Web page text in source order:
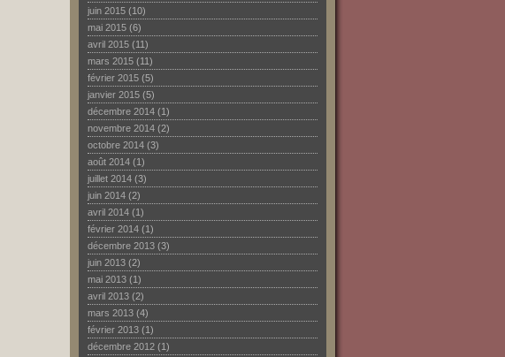
juin 2015 (10)
mai 2015 (6)
avril 2015 (11)
mars 2015 (11)
février 2015 (5)
janvier 2015 (5)
décembre 2014 (1)
novembre 2014 (2)
octobre 2014 (3)
août 2014 (1)
juillet 2014 (3)
juin 2014 (2)
avril 2014 (1)
février 2014 (1)
décembre 2013 (3)
juin 2013 (2)
mai 2013 (1)
avril 2013 (2)
mars 2013 (4)
février 2013 (1)
décembre 2012 (1)